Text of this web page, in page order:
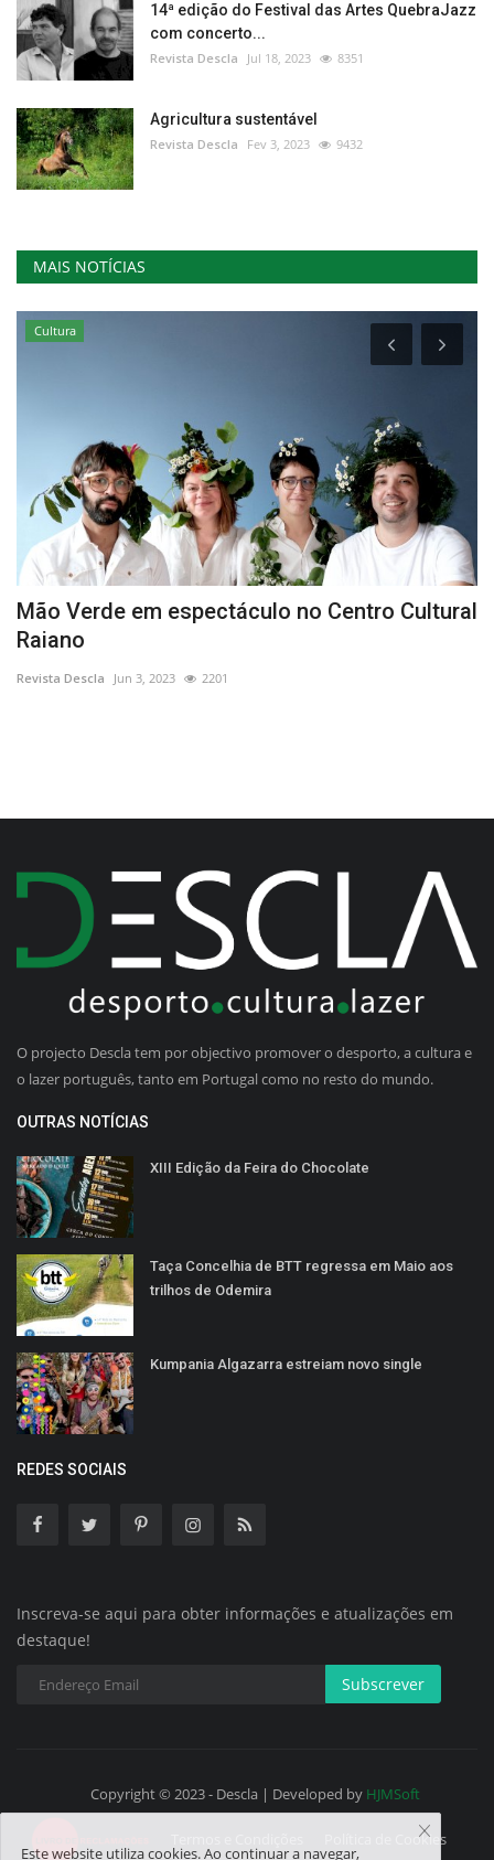
14ª edição do Festival das Artes QuebraJazz
com concerto...
Revista Descla Jul 18, 2023 8351
Agricultura sustentável
Revista Descla Fev 3, 2023 9432
MAIS NOTÍCIAS
Cultura
Mão Verde em espectáculo no Centro Cultural
Raiano
Revista Descla Jun 3, 2023 2201
O projecto Descla tem por objectivo promover o desporto, a cultura e
o lazer português, tanto em Portugal como no resto do mundo.
OUTRAS NOTÍCIAS
XIII Edição da Feira do Chocolate
Taça Concelhia de BTT regressa em Maio aos
trilhos de Odemira
Kumpania Algazarra estreiam novo single
REDES SOCIAIS
Inscreva-se aqui para obter informações e atualizações em
destaque!
Subscrever
Copyright © 2023 - Descla | Developed by HJMSoft
Política de Cookies
Este website utiliza cookies. Ao continuar a navegar,